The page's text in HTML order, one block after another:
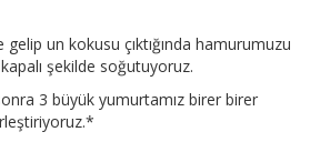
un kokusu çıktığında hamurumuzu
şekilde soğutuyoruz.
3 büyük yumurtamız birer birer